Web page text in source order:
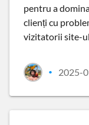
pentru a
clienți cu
vizitatorii site-
• 2025-